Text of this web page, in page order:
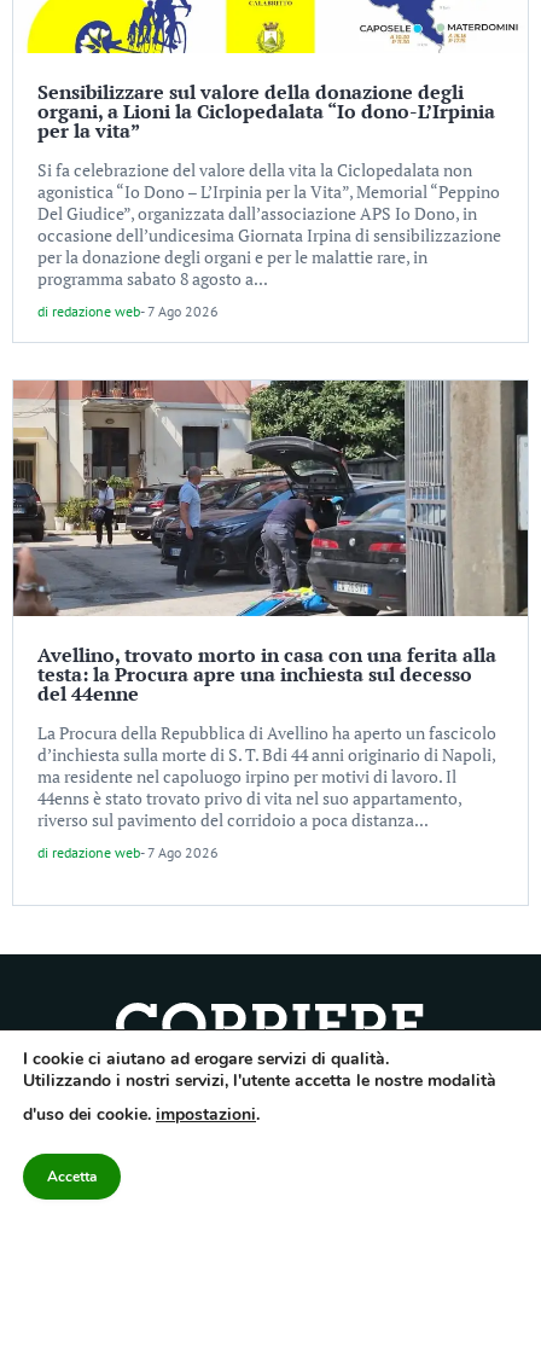
Sensibilizzare sul valore della donazione degli
organi, a Lioni la Ciclopedalata “Io dono-L’Irpinia
per la vita”
Si fa celebrazione del valore della vita la Ciclopedalata non
agonistica “Io Dono – L’Irpinia per la Vita”, Memorial “Peppino
Del Giudice”, organizzata dall’associazione APS Io Dono, in
occasione dell’undicesima Giornata Irpina di sensibilizzazione
per la donazione degli organi e per le malattie rare, in
programma sabato 8 agosto a...
di redazione web-7 Ago 2026
Avellino, trovato morto in casa con una ferita alla
testa: la Procura apre una inchiesta sul decesso
del 44enne
La Procura della Repubblica di Avellino ha aperto un fascicolo
d’inchiesta sulla morte di S. T. Bdi 44 anni originario di Napoli,
ma residente nel capoluogo irpino per motivi di lavoro. Il
44enns è stato trovato privo di vita nel suo appartamento,
riverso sul pavimento del corridoio a poca distanza...
di redazione web-7 Ago 2026
Quotidiano dell’Irpinia, a diffusione regionale. Reg. Trib. di Avellino n.7/12 del
Direttore responsabile Gianni Festa – Corriere srl – Via Annarumma 39/A 83100
Categorie
I cookie ci aiutano ad erogare servizi di qualità.
Utilizzando i nostri servizi, l'utente accetta le nostre modalità
d'uso dei cookie. impostazioni.
Accetta